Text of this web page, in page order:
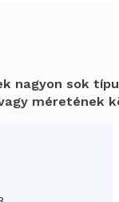
nagyon sok
méretének